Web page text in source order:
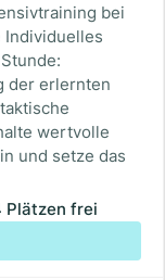
bei
Individuelles
der erlernten
wertvolle
und setze das
Plätzen frei